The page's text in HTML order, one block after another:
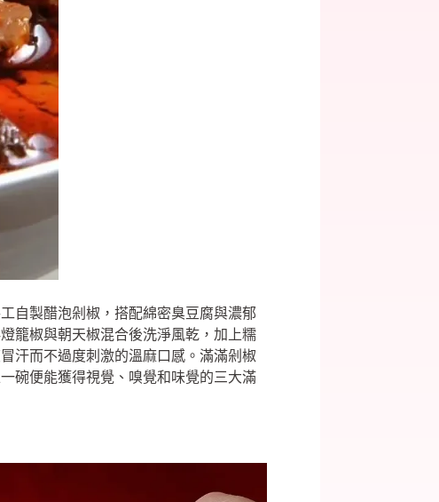
自製醋泡剁椒，搭配綿密臭豆腐與濃郁
籠椒與朝天椒混合後洗淨風乾，加上糯
汗而不過度刺激的溫麻口感。滿滿剁椒
碗便能獲得視覺、嗅覺和味覺的三大滿